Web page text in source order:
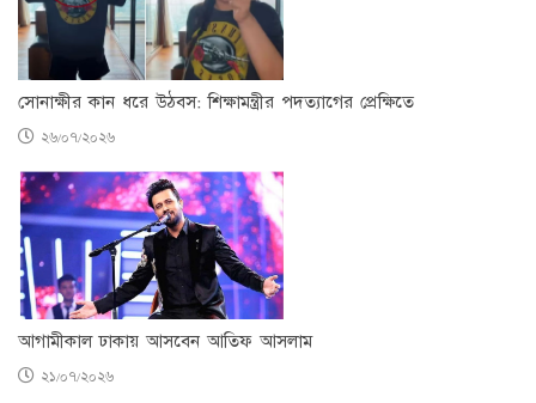
সোনাক্ষীর কান ধরে উঠবস: শিক্ষামন্ত্রীর পদত্যাগের প্রেক্ষিতে
২৬/০৭/২০২৬
আগামীকাল ঢাকায় আসবেন আতিফ আসলাম
২১/০৭/২০২৬